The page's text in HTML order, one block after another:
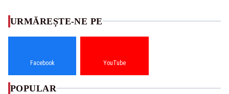
URMĂREȘTE-NE PE
Facebook YouTube
POPULAR